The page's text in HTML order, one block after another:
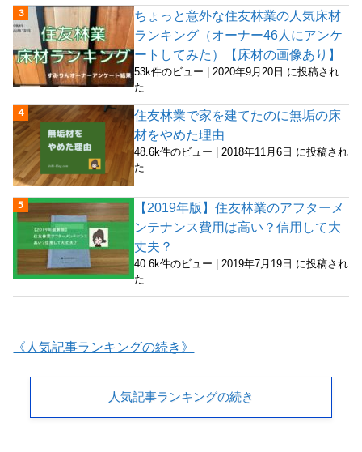
ちょっと意外な住友林業の人気床材
ランキング（オーナー46人にアンケ
ートしてみた）【床材の画像あり】
53k件のビュー
2020年9月20日 に投稿され
た
住友林業で家を建てたのに無垢の床
材をやめた理由
48.6k件のビュー |2018年11月6日 に投稿され
た
【2019年版】住友林業のアフターメ
ンテナンス費用は高い？信用して大
丈夫？
40.6k件のビュー | 2019年7月19日 に投稿され
た
《人気記事ランキングの続き》
人気記事ランキングの続き